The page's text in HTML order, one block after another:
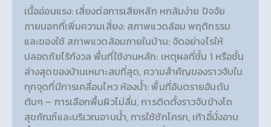
เนื้ออ่อนแรง: เสี่ยงต่อการเสียหลัก หกล้มง่าย ปัจจัย
ภายนอกที่เพิ่มความเสี่ยง: สภาพแวดล้อม พฤติกรรม
และของใช้ สภาพแวดล้อมภายในบ้าน: จัดอย่างไรให้
ปลอดภัยไร้กังวล พื้นที่ใช้งานหลัก: เหตุผลที่ชั้น 1 หรือชั้น
ล่างสุดของบ้านเหมาะสมที่สุด, ความสำคัญของราวจับใน
ทุกจุดที่มีการเคลื่อนไหว ห้องน้ำ: พื้นที่อันตรายอันดับ
ต้นๆ – การเลือกพื้นผิวไม่ลื่น, การติดตั้งราวจับข้างโถ
สุขภัณฑ์และบริเวณอาบน้ำ, การใช้ชักโครก, เก้าอี้นั่งอาบ